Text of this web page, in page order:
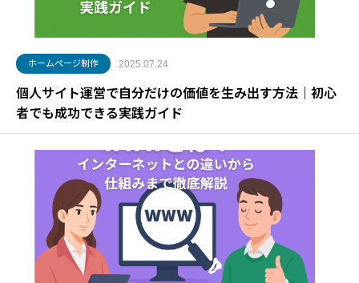
ホームページ制作 2025.07.24
個人サイト運営で自分だけの価値を生み出す方法｜初心
者でも成功できる実践ガイド